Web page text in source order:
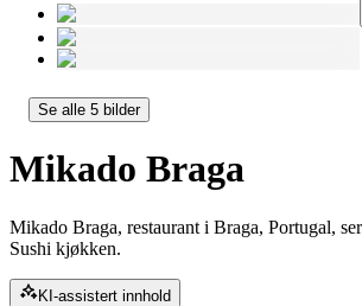
Se alle 5 bilder
Mikado Braga
Mikado Braga, restaurant i Braga, Portugal,
Sushi kjøkken.
KI-assistert innhold